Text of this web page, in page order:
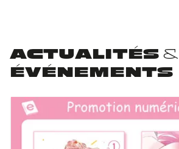
ACTUALITÉS &
ÉVÉNEMENTS